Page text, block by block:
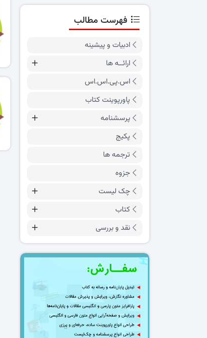
فهرست مطالب
ادبیات و پیشینه
ارائــه ها
اس.پی.اس.اس
پاورپوینت کتاب
پرسشنامه
پکیج
ترجمه ها
جزوه
چک لیست
کتاب
نقد و بررسی